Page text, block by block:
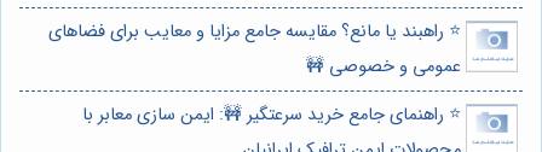
⭐️ راهبند یا مانع؟ مقایسه جامع مزایا و معایب برای فضاهای
عمومی و خصوصی 🚧
⭐️ راهنمای جامع خرید سرعتگیر 🚧: ایمن سازی معابر با